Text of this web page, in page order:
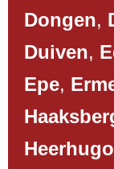
Dongen,
Duiven,
Epe,